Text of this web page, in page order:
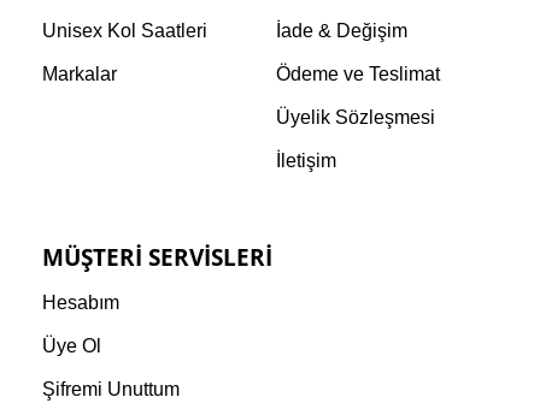
Unisex Kol Saatleri
Markalar
İade & Değişim
Ödeme ve Teslimat
Üyelik Sözleşmesi
İletişim
MÜŞTERI SERVISLERI
Hesabım
Üye Ol
Şifremi Unuttum